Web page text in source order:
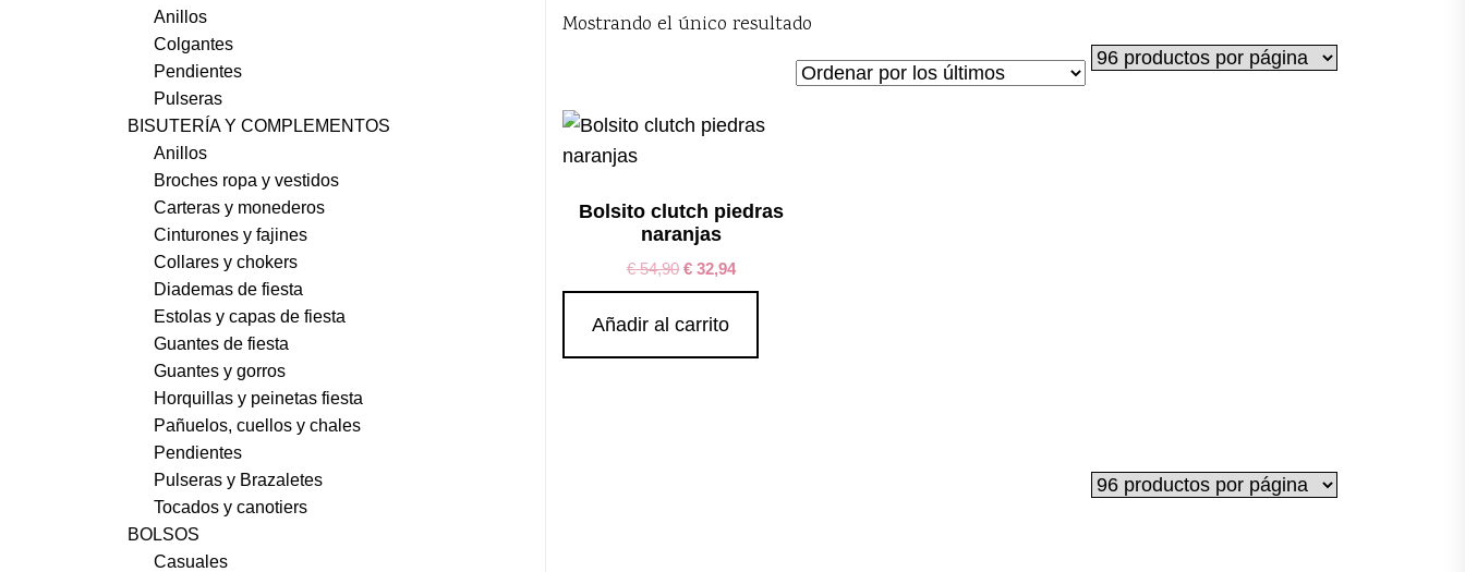
Mostrando el único resultado
Bolsito clutch piedras
naranjas
€54,90 € 32,94
Añadir al carrito
Anillos
Colgantes
Pendientes
Pulseras
BISUTERÍA Y COMPLEMENTOS
Anillos
Broches ropa y vestidos
Carteras y monederos
Cinturones y fajines
Collares y chokers
Diademas de fiesta
Estolas y capas de fiesta
Guantes de fiesta
Guantes y gorros
Horquillas y peinetas fiesta
Pañuelos, cuellos y chales
Pendientes
Pulseras y Brazaletes
Tocados y canotiers
BOLSOS
Casuales